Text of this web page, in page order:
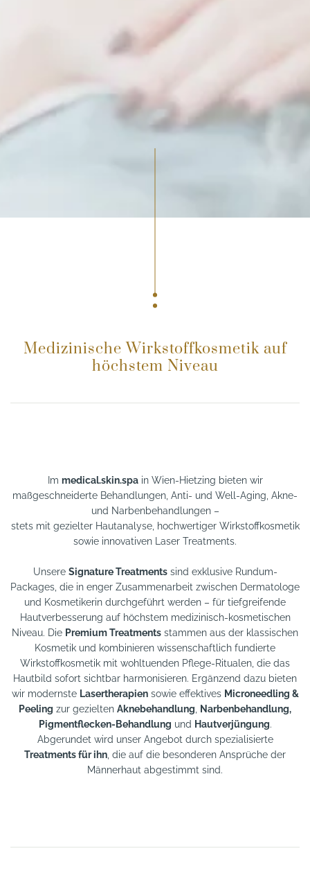
Medizinische Wirkstoffkosmetik auf
höchstem Niveau
Im medical.skin.spain Wien-Hietzing bieten wir
maßgeschneiderte Behandlungen, Anti- und Well-Aging, Akne-
und Narbenbehandlungen –
stets mit gezielter Hautanalyse, hochwertiger Wirkstoffkosmetik
sowie innovativen Laser Treatments.
Unsere Signature Treatmentssind exklusive Rundum-
Packages, die in enger Zusammenarbeit zwischen Dermatologe
und Kosmetikerin durchgeführt werden – für tiefgreifende
Hautverbesserung auf höchstem medizinisch-kosmetischen
Niveau. Die Premium Treatments stammen aus der klassischen
Kosmetik und kombinieren wissenschaftlich fundierte
Wirkstoffkosmetik mit wohltuenden Pflege-Ritualen, die das
Hautbild sofort sichtbar harmonisieren. Ergänzend dazu bieten
wir modernste Lasertherapiensowie effektives Microneedling &
Peeling zur gezielten Aknebehandlung Narbenbehandlung,
Pigmentflecken-Behandlung und Hautverjüngung.
Abgerundet wird unser Angebot durch spezialisierte
Treatments für ihn , die auf die besonderen Ansprüche der
Männerhaut abgestimmt sind.